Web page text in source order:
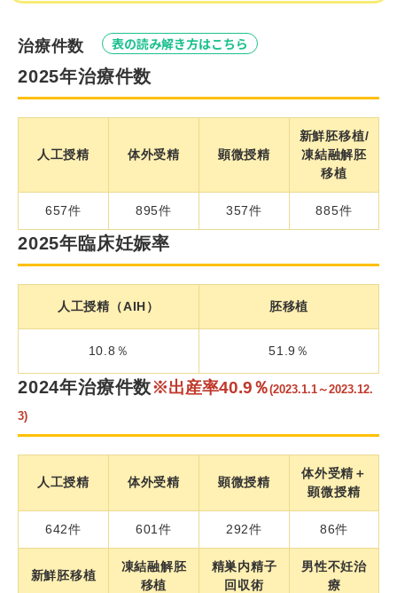
治療件数 表の読み解き方はこちら
2025年治療件数
人工授精 体外受精 顕微授精
新鮮胚移植/
凍結融解胚
移植
657件 895件 357件 885件
2025年臨床妊娠率
人工授精（AIH） 胚移植
10.8％ 51.9％
2024年治療件数※出産率40.9％(2023.1.1～2023.12.
3)
人工授精 体外受精 顕微授精
体外受精＋
顕微授精
642件 601件 292件 86件
新鮮胚移植
凍結融解胚
移植
精巣内精子
回収術
男性不妊治
療